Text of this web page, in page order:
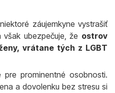
záujemkyne vystrašiť
ubezpečuje, že ostrov
vrátane tých z LGBT
prominentné osobnosti.
a dovolenku bez stresu si